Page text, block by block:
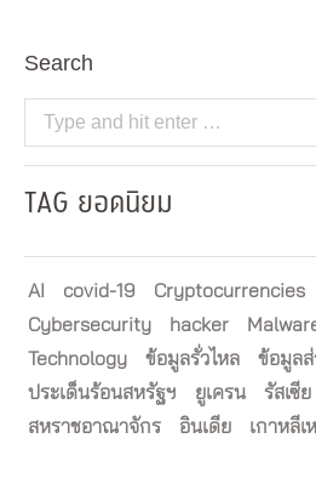
Search
Search:
TAG ยอดนิยม
AI covid-19 Cryptocurrencies
Cybersecurity
hacker
Technology
ข้อมูลรั่วไหล ข้อมูล
ประเด็นร้อนสหรัฐฯ
ยูเครน รัสเซีย
สหราชอาณาจักร
อินเดีย เกาหลีเ